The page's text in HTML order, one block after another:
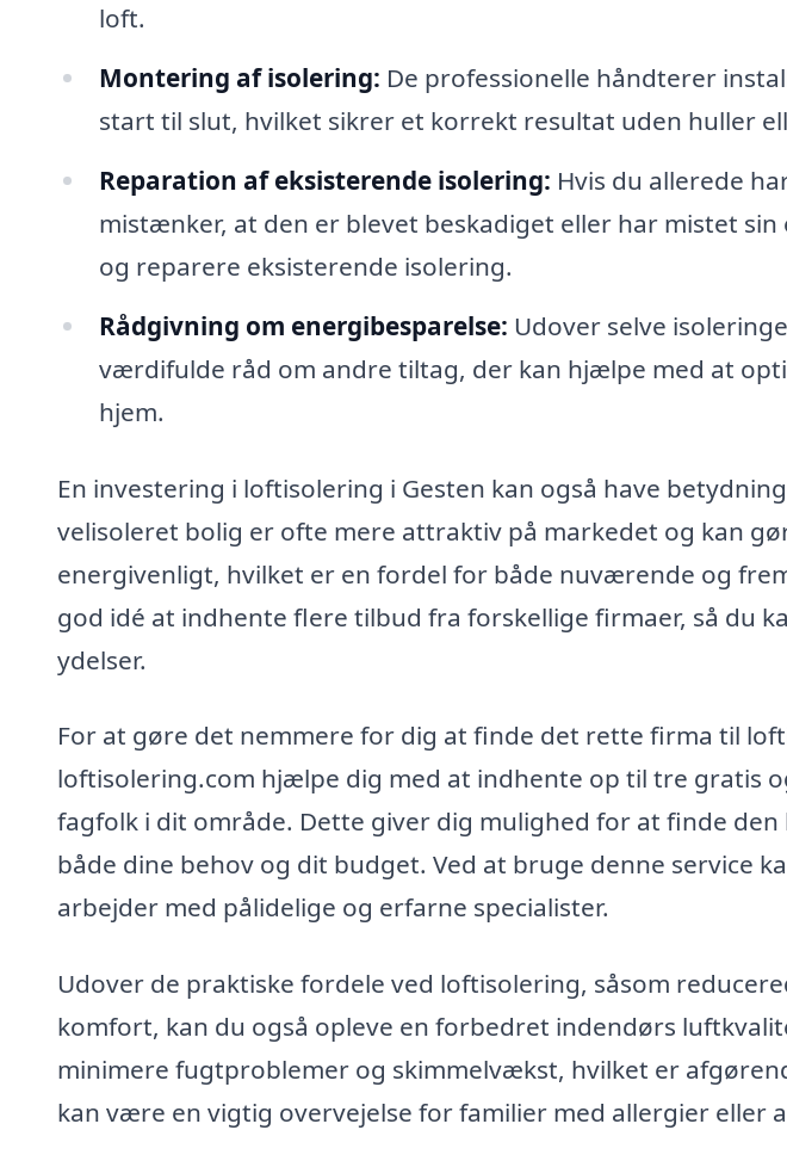
loft.
Montering af isolering: De professionelle håndterer
start til slut, hvilket sikrer et korrekt resultat uden huller
Reparation af eksisterende isolering: Hvis du allerede
mistænker, at den er blevet beskadiget eller har mistet
og reparere eksisterende isolering.
Rådgivning om energibesparelse: Udover selve
værdifulde råd om andre tiltag, der kan hjælpe med at
hjem.
En investering i loftisolering i Gesten kan også have
velisoleret bolig er ofte mere attraktiv på markedet og kan
energivenligt, hvilket er en fordel for både nuværende og
god idé at indhente flere tilbud fra forskellige firmaer, så du
ydelser.
For at gøre det nemmere for dig at finde det rette firma til
loftisolering.com hjælpe dig med at indhente op til tre gratis
fagfolk i dit område. Dette giver dig mulighed for at finde
både dine behov og dit budget. Ved at bruge denne service
arbejder med pålidelige og erfarne specialister.
Udover de praktiske fordele ved loftisolering, såsom
komfort, kan du også opleve en forbedret indendørs
minimere fugtproblemer og skimmelvækst, hvilket er
kan være en vigtig overvejelse for familier med allergier eller